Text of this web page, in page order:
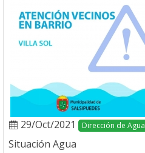
29/Oct/2021 Dirección de Agua
Situación Agua